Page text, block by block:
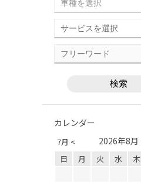
カレンダー
7月 < 2026年8月
日 月 火 水 木